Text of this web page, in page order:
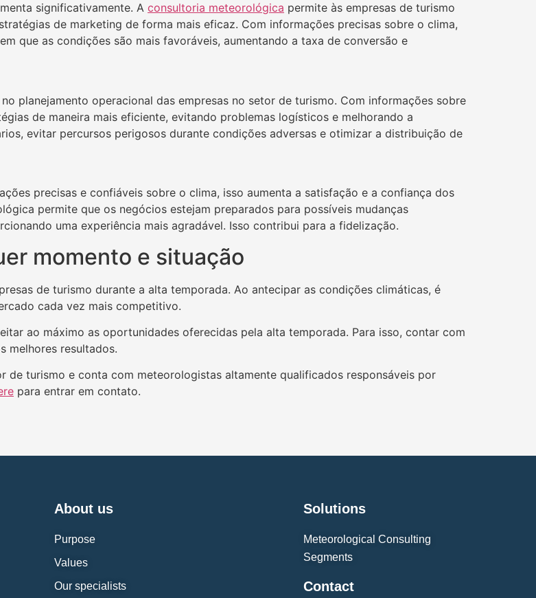
significativamente. A consultoria meteorológica permite às empresas de turismo
de marketing de forma mais eficaz. Com informações precisas sobre o clima,
que as condições são mais favoráveis, aumentando a taxa de conversão e
planejamento operacional das empresas no setor de turismo. Com informações sobre
de maneira mais eficiente, evitando problemas logísticos e melhorando a
evitar percursos perigosos durante condições adversas e otimizar a distribuição de
precisas e confiáveis sobre o clima, isso aumenta a satisfação e a confiança dos
permite que os negócios estejam preparados para possíveis mudanças
uma experiência mais agradável. Isso contribui para a fidelização.
momento e situação
de turismo durante a alta temporada. Ao antecipar as condições climáticas, é
cada vez mais competitivo.
ao máximo as oportunidades oferecidas pela alta temporada. Para isso, contar com
melhores resultados.
de turismo e conta com meteorologistas altamente qualificados responsáveis por
para entrar em contato.
About us
Purpose
Values
Our specialists
Solutions
Meteorological Consulting
Segments
Contact